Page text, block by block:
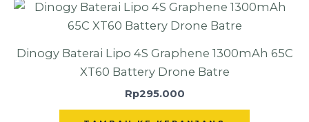
Dinogy Baterai Lipo 4S Graphene 1300mAh 65C
XT60 Battery Drone Batre
Rp295.000